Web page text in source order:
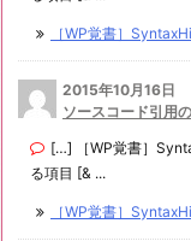
［WP覚書］
2015年10月16日
ソースコード引用
[…] ［WP覚書］
る項目 [& ...
［WP覚書］